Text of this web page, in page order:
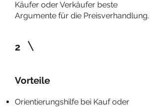
Käufer oder Verkäufer beste
Argumente für die Preisverhandlung.
2
Vorteile
Orientierungshilfe bei Kauf oder